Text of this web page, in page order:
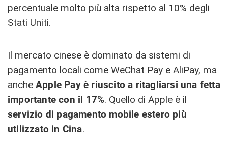
percentuale molto più alta rispetto al 10% degli
Stati Uniti.
Il mercato cinese è dominato da sistemi di
pagamento locali come WeChat Pay e AliPay, ma
anche Apple Pay è riuscito a ritagliarsi una fetta
importante con il 17%. Quello di Apple è il
servizio di pagamento mobile estero più
utilizzato in Cina.